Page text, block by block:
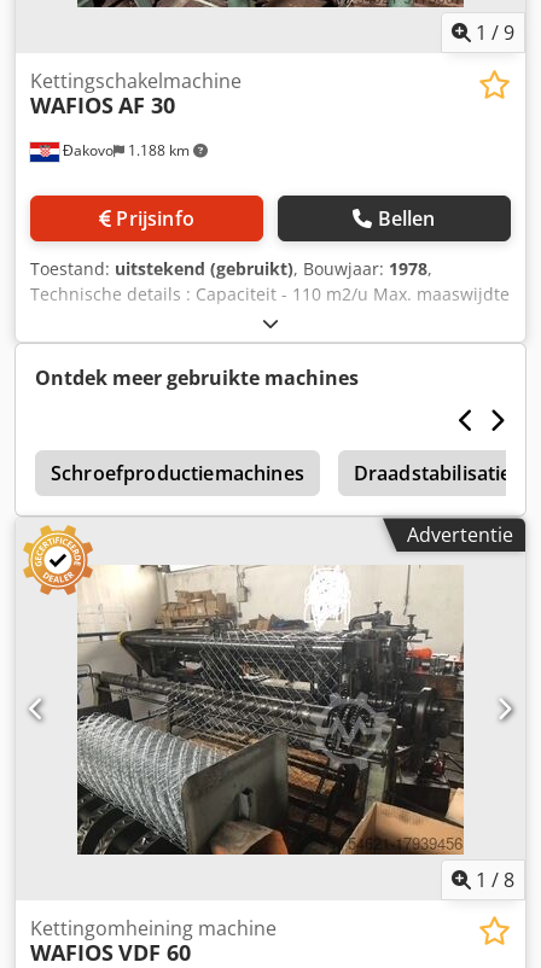
1 /9
Đakovo 1.188 km
Kettingschakelmachine
WAFIOSAF 30
Prijsinfo Bellen
Toestand: uitstekend (gebruikt), Bouwjaar: 1978,
Technische details : Capaciteit - 110 m2/u Max. maaswijdte
- 2.000 mm Maaswijdte - 30-100 mm Motorvermogen - 4 kw
De machine is aangepast om de grasafrastering te
bewerken Cedek D T Nnjpfx Aiyerf Uitstekende staat
Ontdek meer gebruikte machines
Schroefproductiemachines
Advertentie
1 /8
Kettingomheining machine
WAFIOSVDF 60